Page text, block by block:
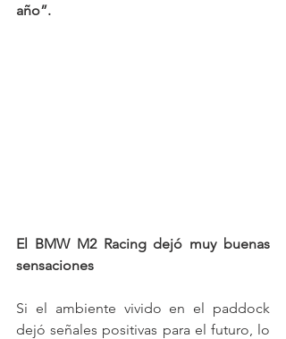
año”.
El BMW M2 Racing dejó muy buenas
sensaciones
Si el ambiente vivido en el paddock
dejó señales positivas para el futuro, lo